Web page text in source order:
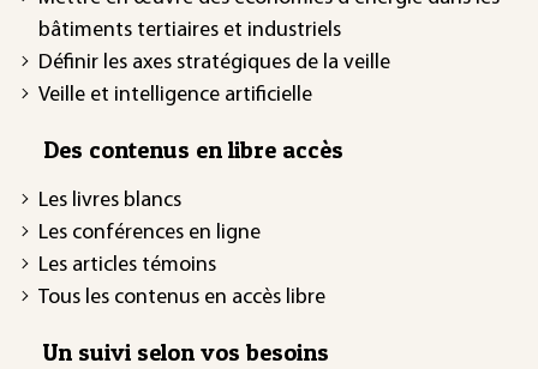
bâtiments tertiaires et industriels
Définir les axes stratégiques de la veille
Veille et intelligence artificielle
Des contenus en libre accès
Les livres blancs
Les conférences en ligne
Les articles témoins
Tous les contenus en accès libre
Un suivi selon vos besoins